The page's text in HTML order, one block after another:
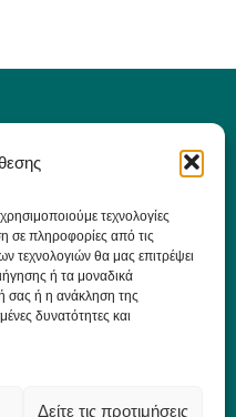
τεχνολογίες
σε πληροφορίες από τις
τεχνολογιών θα μας επιτρέψει
ή τα μοναδικά
σας ή η ανάκληση της
δυνατότητες και
Δείτε τις προτιμήσεις